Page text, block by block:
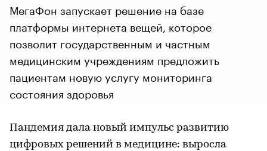
МегаФон запускает решение на базе
платформы интернета вещей, которое
позволит государственным и частным
медицинским учреждениям предложить
пациентам новую услугу мониторинга
состояния здоровья
Пандемия дала новый импульс развитию
цифровых решений в медицине: выросла